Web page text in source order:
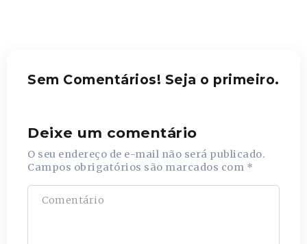
Sem Comentários! Seja o primeiro.
Deixe um comentário
O seu endereço de e-mail não será publicado.
Campos obrigatórios são marcados com *